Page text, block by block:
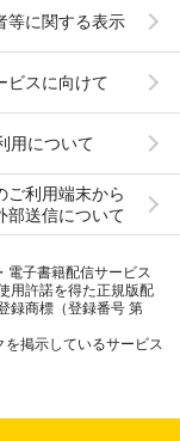
等に関する表示
ビスに向けて
用について
ご利用端末から
部送信について
電子書籍配信サービス
用許諾を得た正規版配
録商標（登録番号 第
掲示しているサービス